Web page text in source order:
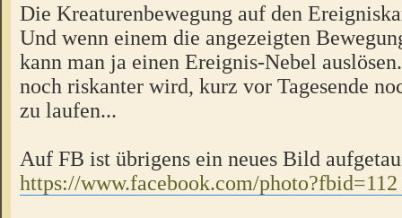
Die Kreaturenbewegung auf den
Und wenn einem die angezeigten
kann man ja einen Ereignis-Nebel
noch riskanter wird, kurz vor Tagesende
zu laufen...
Auf FB ist übrigens ein neues Bild
https://www.facebook.com/photo?fbid=112